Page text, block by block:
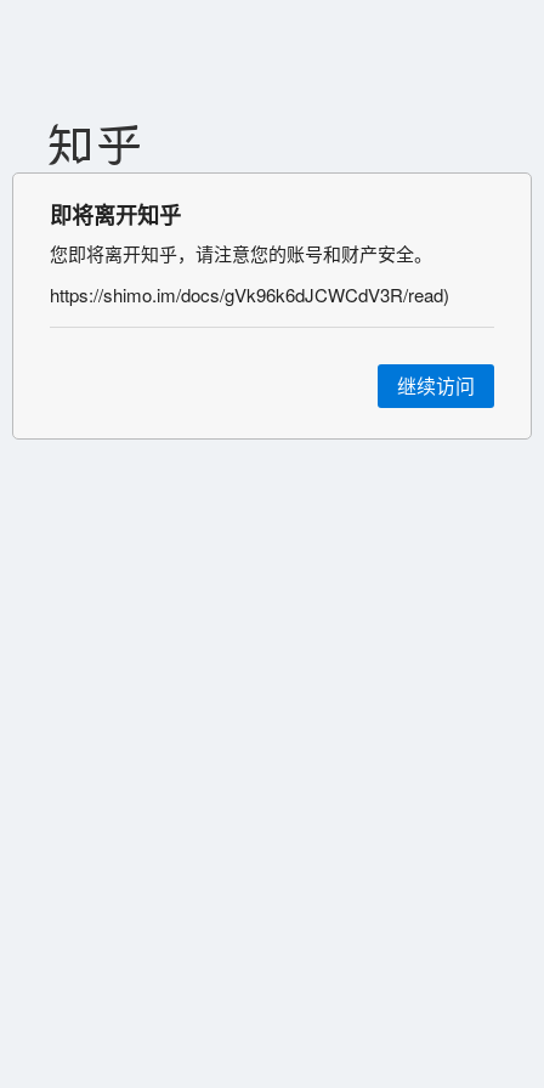
即将离开知乎
您即将离开知乎，请注意您的账号和财产安全。
https://shimo.im/docs/gVk96k6dJCWCdV3R/read)
继续访问